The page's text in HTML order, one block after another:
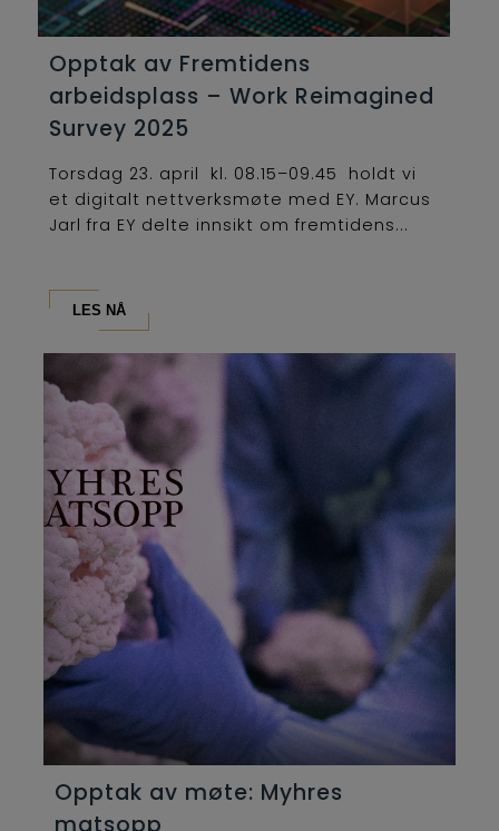
Opptak av Fremtidens
arbeidsplass – Work Reimagined
Survey 2025
Torsdag 23. april kl. 08.15–09.45 holdt vi
et digitalt nettverksmøte med EY. Marcus
Jarl fra EY delte innsikt om fremtidens...
LES NÅ
Opptak av møte: Myhres